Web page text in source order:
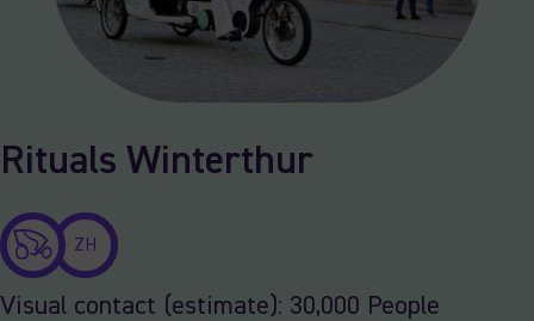
Rituals Winterthur
ZH
Visual contact (estimate): 30,000 People